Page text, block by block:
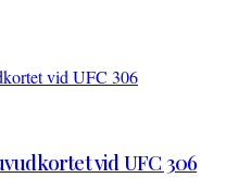
vid UFC 306